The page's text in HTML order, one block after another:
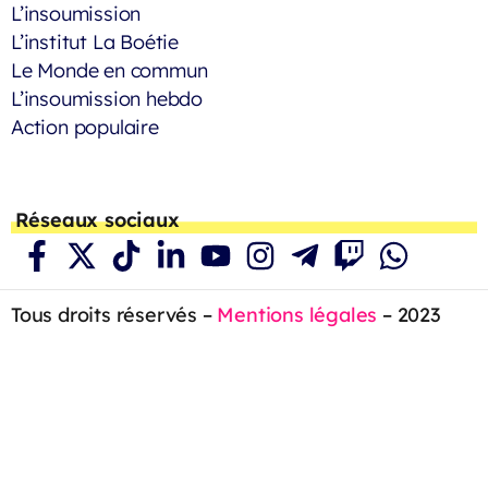
L’insoumission
L’institut La Boétie
Le Monde en commun
L’insoumission hebdo
Action populaire
Réseaux sociaux
Tous droits réservés – Mentions légales – 2023